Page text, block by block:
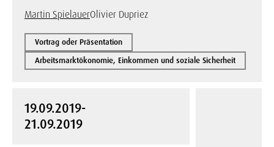
Martin SpielauerOlivier Dupriez
Vortrag oder Präsentation
Arbeitsmarktökonomie, Einkommen und soziale Sicherheit
19.09.2019-
21.09.2019